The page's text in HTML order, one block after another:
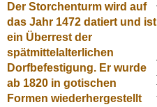
Der Storchenturm wird auf
das Jahr 1472 datiert und ist
ein Überrest der
spätmittelalterlichen
Dorfbefestigung. Er wurde
ab 1820 in gotischen
Formen wiederhergestellt